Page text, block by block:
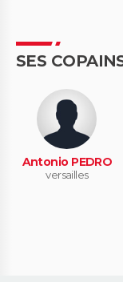
SES
Antonio PEDRO
versailles